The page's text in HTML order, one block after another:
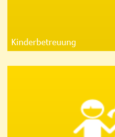
Kinderbetreuung